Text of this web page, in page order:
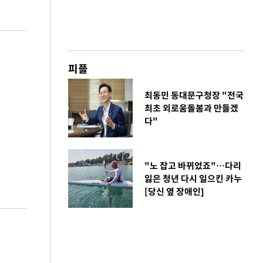
피플
최동민 동대문구청장 "전국
최초 외로움돌봄과 만들겠
다"
"노 잡고 바뀌었죠"…다리
잃은 청년 다시 일으킨 카누
[당신 옆 장애인]